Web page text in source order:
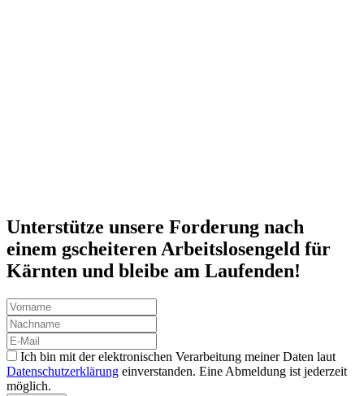
Unterstütze unsere Forderung nach
einem gscheiteren Arbeitslosengeld für
Kärnten und bleibe am Laufenden!
Ich bin mit der elektronischen Verarbeitung meiner Daten laut
Datenschutzerklärung einverstanden. Eine Abmeldung ist jederzeit
möglich.